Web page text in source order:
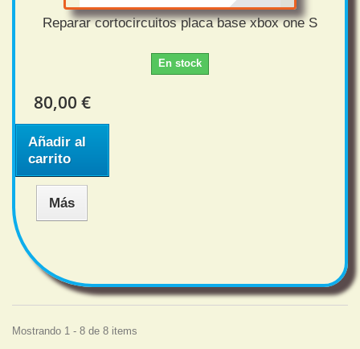
Reparar cortocircuitos placa base xbox one S
En stock
80,00 €
Añadir al
carrito
Más
Mostrando 1 - 8 de 8 items